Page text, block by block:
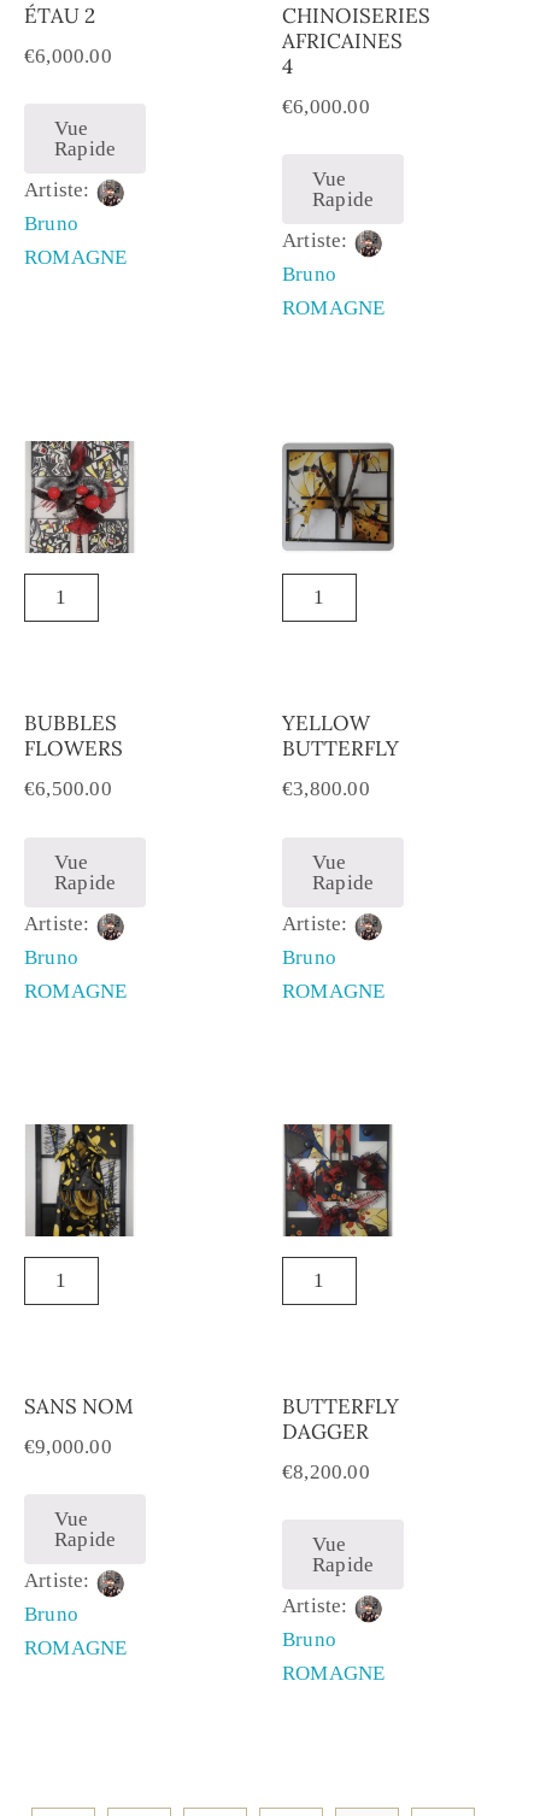
ÉTAU 2
€6,000.00
Vue
Rapide
Artiste:
Bruno
ROMAGNE
CHINOISERIES
AFRICAINES
4
€6,000.00
Vue
Rapide
Artiste:
Bruno
ROMAGNE
BUBBLES
FLOWERS
€6,500.00
Vue
Rapide
Artiste:
Bruno
ROMAGNE
YELLOW
BUTTERFLY
€3,800.00
Vue
Rapide
Artiste:
Bruno
ROMAGNE
SANS NOM
€9,000.00
Vue
Rapide
Artiste:
Bruno
ROMAGNE
BUTTERFLY
DAGGER
€8,200.00
Vue
Rapide
Artiste:
Bruno
ROMAGNE